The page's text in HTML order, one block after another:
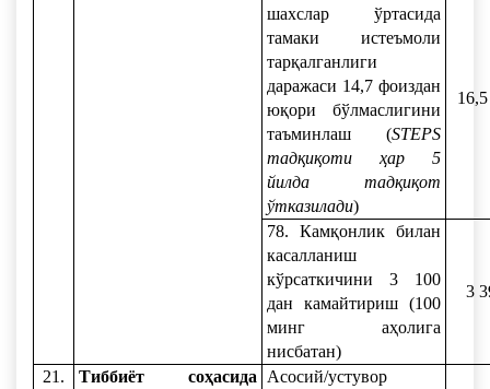
шахслар ўртасида
тамаки истеъмоли
тарқалганлиги
даражаси 14,7 фоиздан
юқори бўлмаслигини
таъминлаш (STEPS
тадқиқоти ҳар 5
йилда тадқиқот
ўтказилади)
78. Камқонлик билан
касалланиш
кўрсаткичини 3 100
дан камайтириш (100
минг аҳолига
нисбатан)
3
21.
Тиббиёт соҳасида
Асосий/устувор